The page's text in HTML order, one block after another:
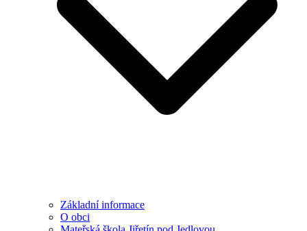
Základní informace
O obci